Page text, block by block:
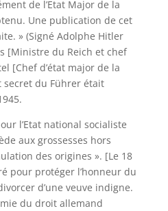
de l’Etat Major de la
Une publication de cet
» (Signé Adolphe Hitler
[Ministre du Reich et chef
[Chef d’état major de la
secret du Führer était
l’Etat national socialiste
aux grossesses hors
des origines ». [Le 18
pour protéger l’honneur du
d’une veuve indigne.
du droit allemand